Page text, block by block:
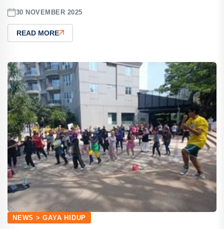
30 NOVEMBER 2025
READ MORE
NEWS > GAYA HIDUP